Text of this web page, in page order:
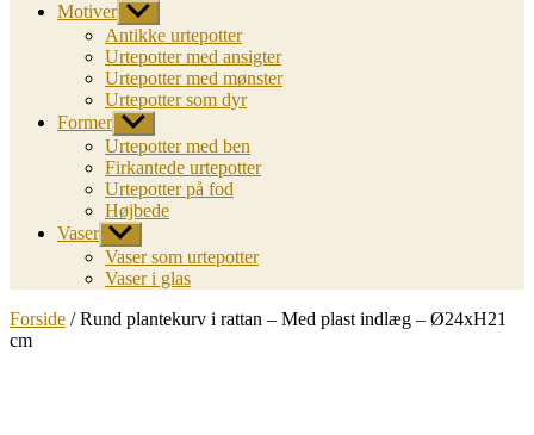
Motiver Vis
undermenu
Antikke urtepotter
Urtepotter med ansigter
Urtepotter med mønster
Urtepotter som dyr
Former Vis
undermenu
Urtepotter med ben
Firkantede urtepotter
Urtepotter på fod
Højbede
Vaser Vis
undermenu
Vaser som urtepotter
Vaser i glas
Forside / Rund plantekurv i rattan – Med plast indlæg – Ø24xH21
cm